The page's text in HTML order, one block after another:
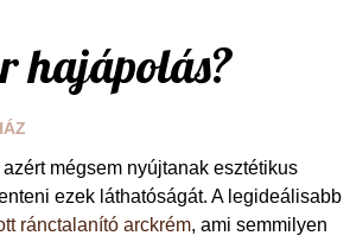
hajápolás?
mégsem nyújtanak esztétikus
ezek láthatóságát. A legideálisabb
ránctalanító arckrém, ami semmilyen